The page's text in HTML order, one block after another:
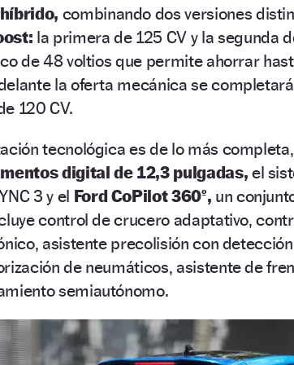
combinando dos versiones
la primera de 125 CV y la segunda
de 48 voltios que permite ahorrar
la oferta mecánica se
120 CV.
tecnológica es de lo más
digital de 12,3 pulgadas, el
3 y el Ford CoPilot 360º, un
control de crucero adaptativo,
asistente precolisión con
de neumáticos, asistente de
semiautónomo.